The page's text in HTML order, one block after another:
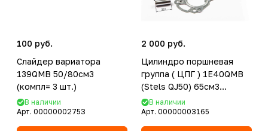
100 руб.
Слайдер вариатора
139QMB 50/80см3
(компл= 3 шт.)
В наличии
Арт. 00000002753
2 000 руб.
Цилиндро поршневая
группа ( ЦПГ ) 1E40QMB
(Stels QJ50) 65см3
d=44mm
В наличии
Арт. 00000003165